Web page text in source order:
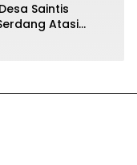
Saintis
Atasi